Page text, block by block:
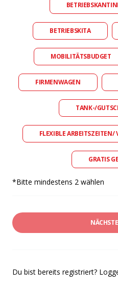
BETRIEBSKITA
MOBILITÄTSBUDGET
FIRMENWAGEN
TANK-/
FLEXIBLE ARBEITSZEITEN/
GRATIS
*Bitte mindestens 2 wählen
Du bist bereits registriert?